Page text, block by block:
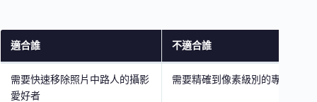
適合誰 不適合誰
需要快速移除照片中路人的攝影
愛好者
需要精確到像素級別的專業修圖